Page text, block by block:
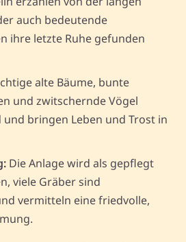
auch bedeutende
ihre letzte Ruhe gefunden
alte Bäume, bunte
und zwitschernde Vögel
und bringen Leben und Trost in
Die Anlage wird als gepflegt
viele Gräber sind
vermitteln eine friedvolle,